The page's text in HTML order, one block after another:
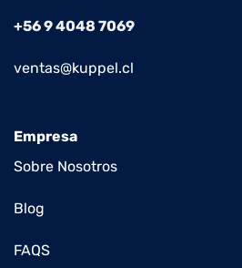
+56 9 4048 7069
ventas@kuppel.cl
Empresa
Sobre Nosotros
Blog
FAQS